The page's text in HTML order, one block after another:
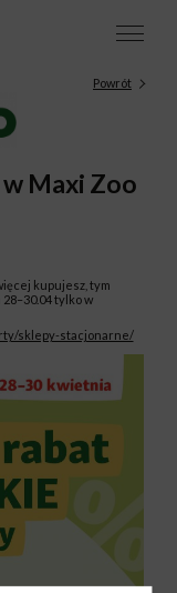
Powrót
Maxi Zoo
kupujesz, tym
tylko w
sklepy-stacjonarne/